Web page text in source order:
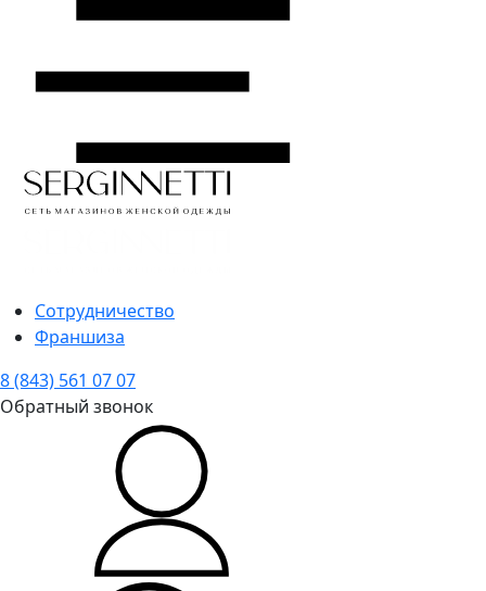
Сотрудничество
Франшиза
8 (843) 561 07 07
Обратный звонок